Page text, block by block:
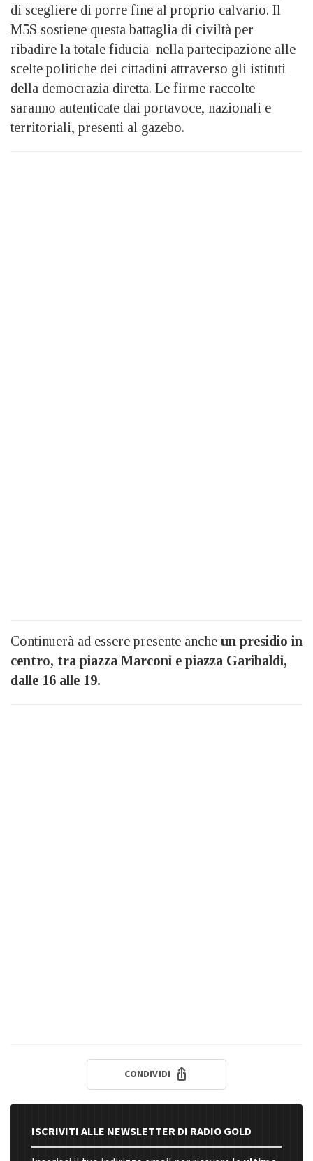
di scegliere di porre fine al proprio calvario. Il
M5S sostiene questa battaglia di civiltà per
ribadire la totale fiducia nella partecipazione alle
scelte politiche dei cittadini attraverso gli istituti
della democrazia diretta. Le firme raccolte
saranno autenticate dai portavoce, nazionali e
territoriali, presenti al gazebo.
Continuerà ad essere presente anche un presidio in
centro, tra piazza Marconi e piazza Garibaldi,
dalle 16 alle 19.
CONDIVIDI
ISCRIVITI ALLE NEWSLETTER DI RADIO GOLD